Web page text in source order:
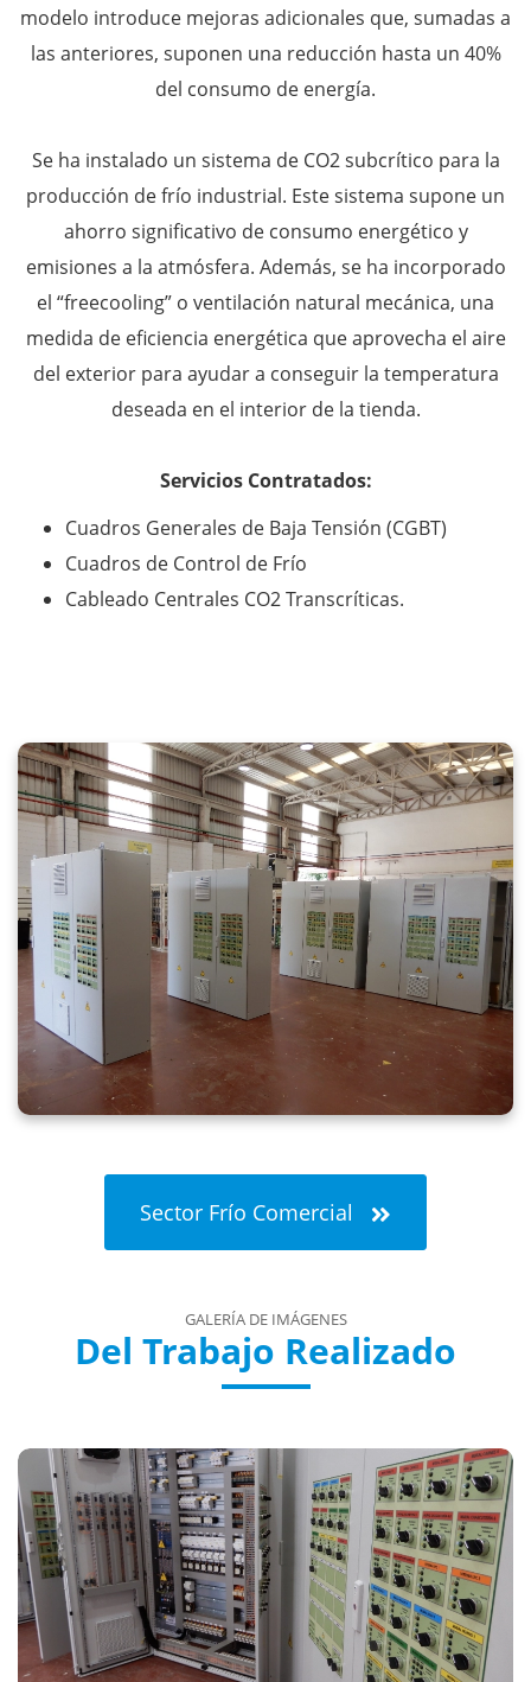
modelo introduce mejoras adicionales que, sumadas a
las anteriores, suponen una reducción hasta un 40%
del consumo de energía.
Se ha instalado un sistema de CO2 subcrítico para la
producción de frío industrial. Este sistema supone un
ahorro significativo de consumo energético y
emisiones a la atmósfera. Además, se ha incorporado
el “freecooling” o ventilación natural mecánica, una
medida de eficiencia energética que aprovecha el aire
del exterior para ayudar a conseguir la temperatura
deseada en el interior de la tienda.
Servicios Contratados:
Cuadros Generales de Baja Tensión (CGBT)
Cuadros de Control de Frío
Cableado Centrales CO2 Transcríticas.
Sector Frío Comercial
GALERÍA DE IMÁGENES
Del Trabajo Realizado